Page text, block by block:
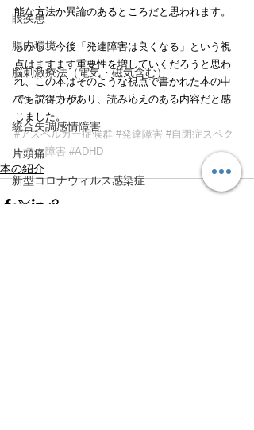
眼疾患
腸内環境
脳刺激療法（電気・磁気含む）
パンデミック
統合失調感情障害
片頭痛
新型コロナウィルス感染症
動物
能な方法か異論のあるところだと思われます。
しかし、今後「発達障害は良くなる」という視
点はますます重要性を増していくだろうと思わ
れ、この本はそのような視点で書かれた本の中
でも説得力があり、読み応えのある内容だと感
じました。
#アスペルガー症候群 #発達障害 #自閉症スペク
トラム障害 #ADHD
本の紹介